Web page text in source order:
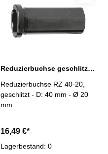
Reduzierbuchse geschlitzt, RZ-40-20
Reduzierbuchse RZ 40-20,
geschlitzt - D: 40 mm - Ø 20
mm
16,49 €*
Lagerbestand: 0